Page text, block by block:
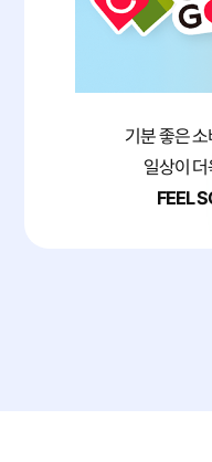
기분 좋은
일상이
FEEL